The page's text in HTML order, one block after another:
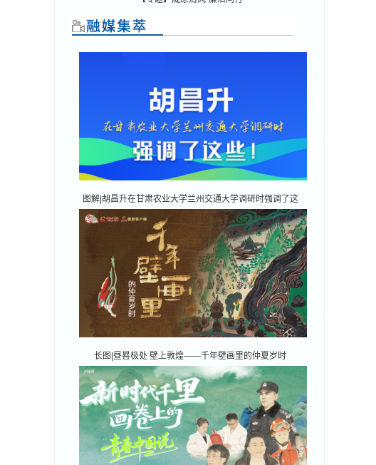
图解|胡昌升在甘肃农业大学兰州交通大学调研时强调了这
长图|昼晷极处 壁上敦煌——千年壁画里的仲夏岁时